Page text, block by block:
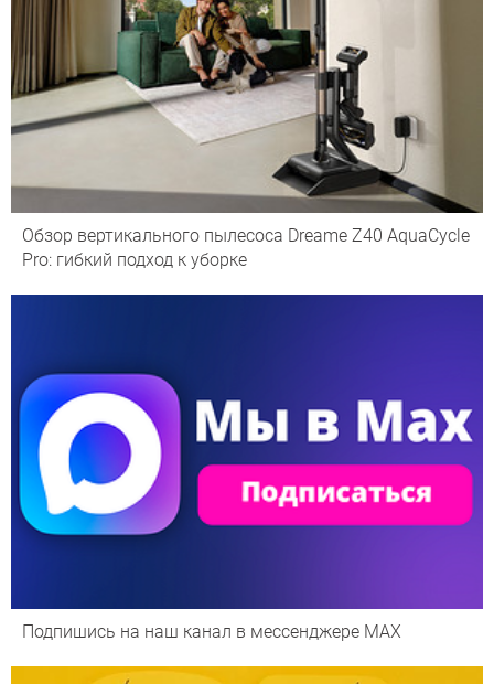
Обзор вертикального пылесоса Dreame Z40 AquaCycle
Pro: гибкий подход к уборке
Подпишись на наш канал в мессенджере МАХ